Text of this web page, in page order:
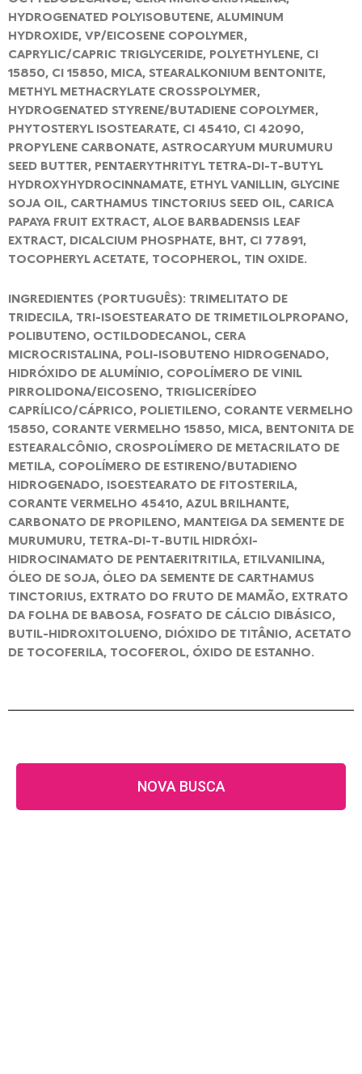
HYDROGENATED POLYISOBUTENE, ALUMINUM
HYDROXIDE, VP/EICOSENE COPOLYMER,
CAPRYLIC/CAPRIC TRIGLYCERIDE, POLYETHYLENE, CI
15850, CI 15850, MICA, STEARALKONIUM BENTONITE,
METHYL METHACRYLATE CROSSPOLYMER,
HYDROGENATED STYRENE/BUTADIENE COPOLYMER,
PHYTOSTERYL ISOSTEARATE, CI 45410, CI 42090,
PROPYLENE CARBONATE, ASTROCARYUM MURUMURU
SEED BUTTER, PENTAERYTHRITYL TETRA-DI-T-BUTYL
HYDROXYHYDROCINNAMATE, ETHYL VANILLIN, GLYCINE
SOJA OIL, CARTHAMUS TINCTORIUS SEED OIL, CARICA
PAPAYA FRUIT EXTRACT, ALOE BARBADENSIS LEAF
EXTRACT, DICALCIUM PHOSPHATE, BHT, CI 77891,
TOCOPHERYL ACETATE, TOCOPHEROL, TIN OXIDE.
INGREDIENTES (PORTUGUÊS): TRIMELITATO DE
TRIDECILA, TRI-ISOESTEARATO DE TRIMETILOLPROPANO,
POLIBUTENO, OCTILDODECANOL, CERA
MICROCRISTALINA, POLI-ISOBUTENO HIDROGENADO,
HIDRÓXIDO DE ALUMÍNIO, COPOLÍMERO DE VINIL
PIRROLIDONA/EICOSENO, TRIGLICERÍDEO
CAPRÍLICO/CÁPRICO, POLIETILENO, CORANTE VERMELHO
15850, CORANTE VERMELHO 15850, MICA, BENTONITA DE
ESTEARALCÔNIO, CROSPOLÍMERO DE METACRILATO DE
METILA, COPOLÍMERO DE ESTIRENO/BUTADIENO
HIDROGENADO, ISOESTEARATO DE FITOSTERILA,
CORANTE VERMELHO 45410, AZUL BRILHANTE,
CARBONATO DE PROPILENO, MANTEIGA DA SEMENTE DE
MURUMURU, TETRA-DI-T-BUTIL HIDRÓXI-
HIDROCINAMATO DE PENTAERITRITILA, ETILVANILINA,
ÓLEO DE SOJA, ÓLEO DA SEMENTE DE CARTHAMUS
TINCTORIUS, EXTRATO DO FRUTO DE MAMÃO, EXTRATO
DA FOLHA DE BABOSA, FOSFATO DE CÁLCIO DIBÁSICO,
BUTIL-HIDROXITOLUENO, DIÓXIDO DE TITÂNIO, ACETATO
DE TOCOFERILA, TOCOFEROL, ÓXIDO DE ESTANHO.
NOVA BUSCA